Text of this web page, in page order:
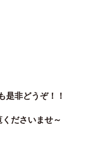
是非どうぞ！！
ださいませ～